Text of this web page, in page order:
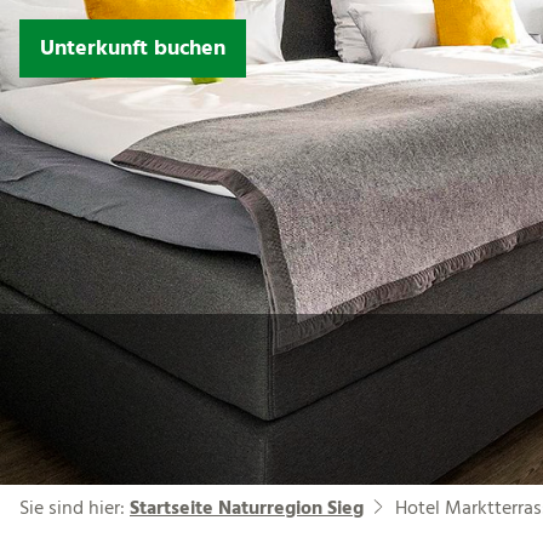
Unterkunft buchen
Sie sind hier:Startseite Naturregion Sieg Hotel